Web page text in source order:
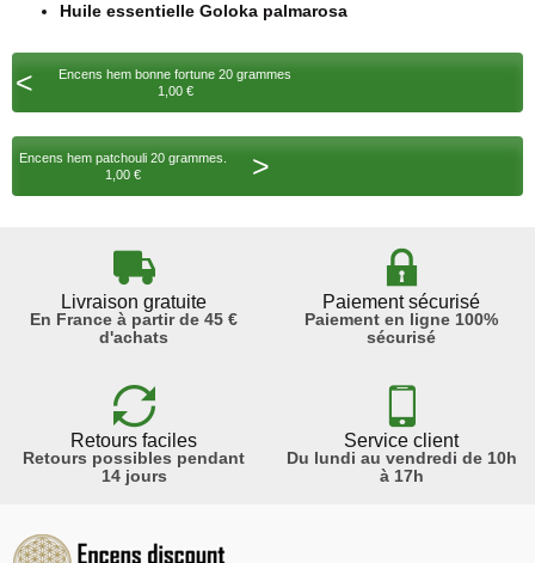
Huile essentielle Goloka palmarosa
<
Encens hem bonne fortune 20 grammes
1,00 €
Encens hem patchouli 20 grammes.
1,00 €
>
Livraison gratuite
En France à partir de 45 €
d'achats
Paiement sécurisé
Paiement en ligne 100%
sécurisé
Retours faciles
Retours possibles pendant
14 jours
Service client
Du lundi au vendredi de 10h
à 17h